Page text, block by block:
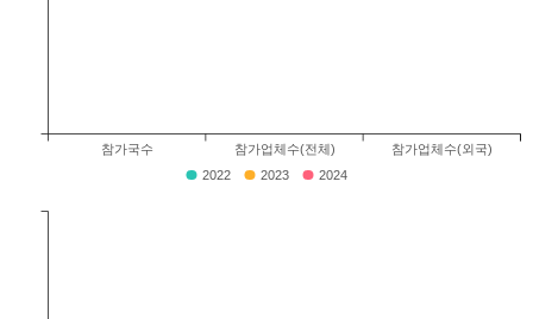
참가국수 참가업체수(전체) 참가업체수(외국)
2022 2023 2024